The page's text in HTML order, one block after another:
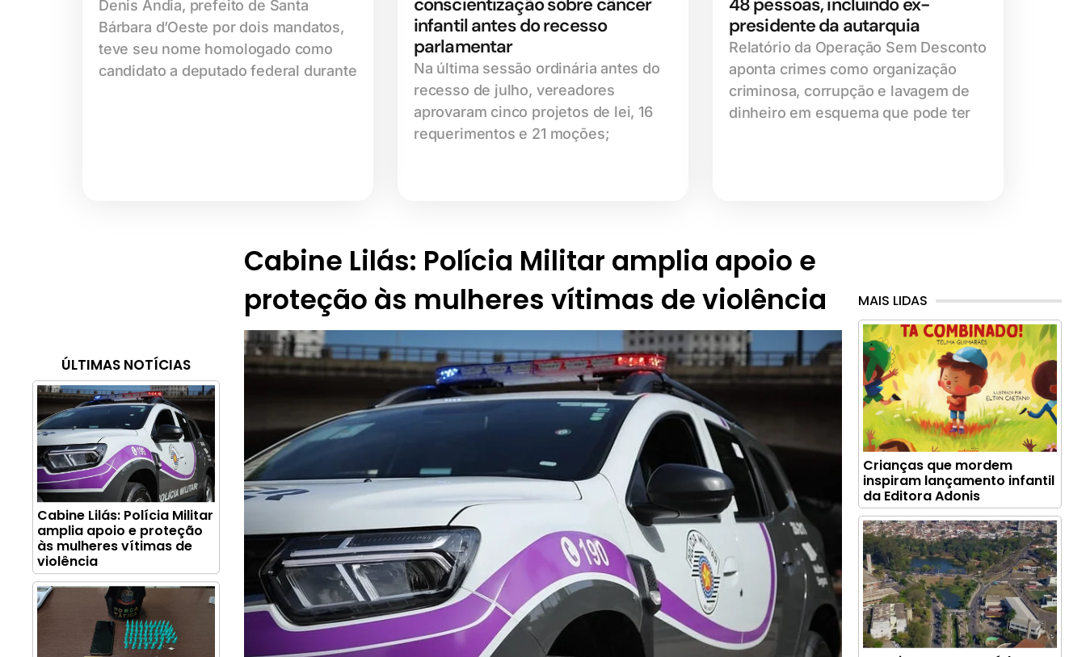
Denis Andia, prefeito de Santa
Bárbara d’Oeste por dois mandatos,
teve seu nome homologado como
candidato a deputado federal durante
conscientização sobre câncer
infantil antes do recesso
parlamentar
Na última sessão ordinária antes do
recesso de julho, vereadores
aprovaram cinco projetos de lei, 16
requerimentos e 21 moções;
48 pessoas, incluindo ex-
presidente da autarquia
Relatório da Operação Sem Desconto
aponta crimes como organização
criminosa, corrupção e lavagem de
dinheiro em esquema que pode ter
ÚLTIMAS NOTÍCIAS
Cabine Lilás: Polícia Militar
amplia apoio e proteção
às mulheres vítimas de
violência
Cabine Lilás: Polícia Militar amplia apoio e
proteção às mulheres vítimas de violência
MAIS LIDAS
Crianças que mordem
inspiram lançamento infantil
da Editora Adonis